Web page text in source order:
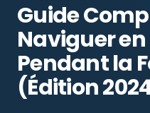
EXPLORER
À propos
Guide
Naviguer
Pendant la
(Édition